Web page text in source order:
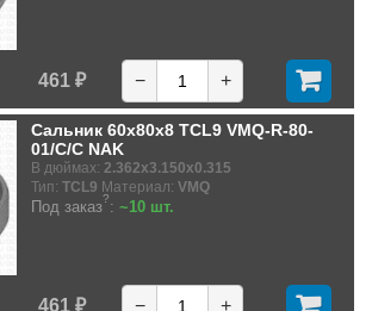
461 ₽ − +
Сальник 60x80x8 TCL9 VMQ-R-80-
01/C/C NAK
В дюймах: 2.362x3.150x0.315
Тип: TCL9 Материал: VMQ
Под заказ?: ~10 шт.
461 ₽ − +